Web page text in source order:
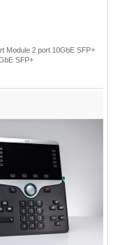
Module 2 port 10GbE SFP+
SFP+